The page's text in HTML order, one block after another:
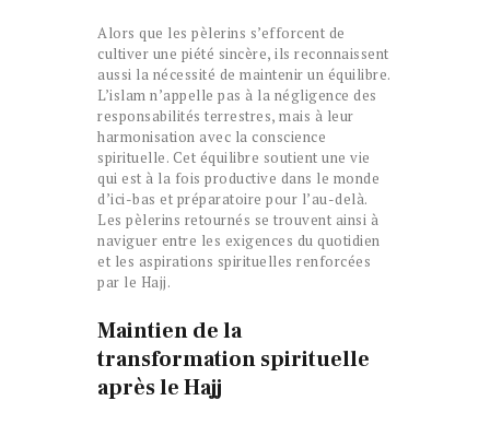
Alors que les pèlerins s’efforcent de
cultiver une piété sincère, ils reconnaissent
aussi la nécessité de maintenir un équilibre.
L’islam n’appelle pas à la négligence des
responsabilités terrestres, mais à leur
harmonisation avec la conscience
spirituelle. Cet équilibre soutient une vie
qui est à la fois productive dans le monde
d’ici-bas et préparatoire pour l’au-delà.
Les pèlerins retournés se trouvent ainsi à
naviguer entre les exigences du quotidien
et les aspirations spirituelles renforcées
par le Hajj.
Maintien de la
transformation spirituelle
après le Hajj